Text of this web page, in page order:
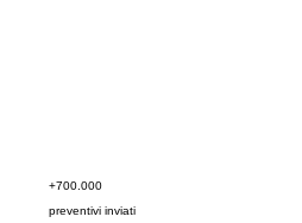
+700.000
preventivi inviati